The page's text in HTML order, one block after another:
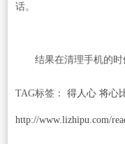
话。
结果在清理手机的时
TAG标签： 得人心 将心
http://www.lizhipu.com/